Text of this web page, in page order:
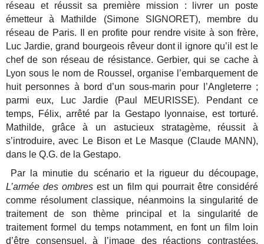
réseau et réussit sa première mission : livrer un poste
émetteur à Mathilde (Simone SIGNORET), membre du
réseau de Paris. Il en profite pour rendre visite à son frère,
Luc Jardie, grand bourgeois rêveur dont il ignore qu’il est le
chef de son réseau de résistance. Gerbier, qui se cache à
Lyon sous le nom de Roussel, organise l’embarquement de
huit personnes à bord d’un sous-marin pour l’Angleterre ;
parmi eux, Luc Jardie (Paul MEURISSE). Pendant ce
temps, Félix, arrêté par la Gestapo lyonnaise, est torturé.
Mathilde, grâce à un astucieux stratagème, réussit à
s’introduire, avec Le Bison et Le Masque (Claude MANN),
dans le Q.G. de la Gestapo.
Par la minutie du scénario et la rigueur du découpage,
L’armée des ombres est un film qui pourrait être considéré
comme résolument classique, néanmoins la singularité de
traitement de son thème principal et la singularité de
traitement formel du temps notamment, en font un film loin
d’être consensuel, à l’image des réactions contrastées,